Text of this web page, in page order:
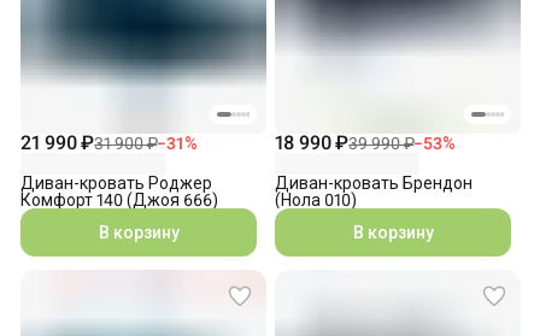
21 990 ₽31 900 ₽−31%
Диван-кровать Роджер
Комфорт 140 (Джоя 666)
В корзину
18 990 ₽39 990 ₽−53%
Диван-кровать Брендон
(Нола 010)
В корзину